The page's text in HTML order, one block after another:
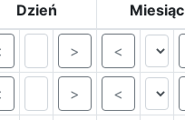
Dzień Miesiąc
> <
> <